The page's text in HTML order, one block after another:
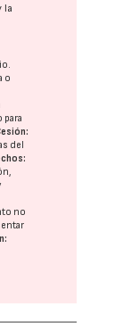
la
o
para
del
no